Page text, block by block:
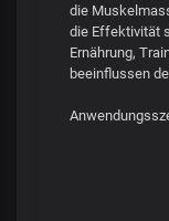
die
die Effektivität
Ernährung,
beeinflussen